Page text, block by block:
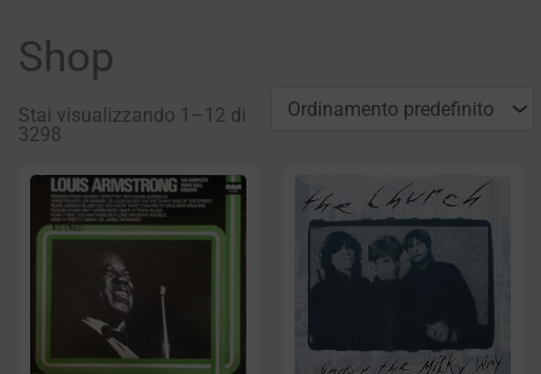
Shop
Stai visualizzando 1–12 di
3298
PaginaPagina